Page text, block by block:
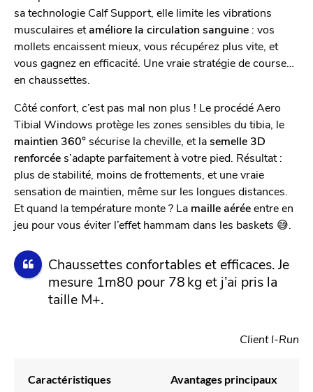
sa technologie Calf Support, elle limite les vibrations
musculaires etaméliore la circulation sanguine : vos
mollets encaissent mieux, vous récupérez plus vite, et
vous gagnez en efficacité. Une vraie stratégie de course…
en chaussettes.
Côté confort, c’est pas mal non plus ! Le procédé Aero
Tibial Windows protège les zones sensibles du tibia, le
maintien 360°sécurise la cheville, et lasemelle 3D
renforcées’adapte parfaitement à votre pied. Résultat :
plus de stabilité, moins de frottements, et une vraie
sensation de maintien, même sur les longues distances.
Et quand la température monte ? La maille aéréeentre en
jeu pour vous éviter l’effet hammam dans les baskets 😅.
Chaussettes confortables et efficaces. Je
mesure 1m80 pour 78 kg et j’ai pris la
taille M+.
Client I-Run
Caractéristiques Avantages principaux